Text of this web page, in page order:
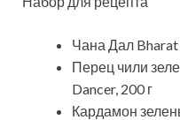
Чана Дал Bharat
Перец чили
Dancer, 200 г
Кардамон